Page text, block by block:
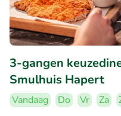
3-gangen
Smulhuis Hapert
Vandaag Do Vr Za